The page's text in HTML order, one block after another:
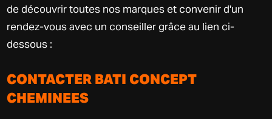
de découvrir toutes nos marques et convenir d'un
rendez-vous avec un conseiller grâce au lien ci-
dessous :
CONTACTER BATI CONCEPT
CHEMINEES